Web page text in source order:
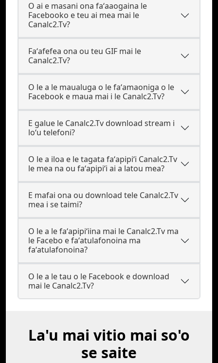
O ai e masani ona faʻaaogaina le
Facebooko e teu ai mea mai le
Canalc2.Tv?
Faʻafefea ona ou teu GIF mai le
Canalc2.Tv?
O le a le maualuga o le faʻamaoniga o le
Facebook e maua mai i le Canalc2.Tv?
E galue le Canalc2.Tv download stream i
loʻu telefoni?
O le a iloa e le tagata faʻapipiʻi Canalc2.Tv
le mea na ou faʻapipiʻi ai a latou mea?
E mafai ona ou download tele Canalc2.Tv
mea i se taimi?
O le a le faʻapipiʻiina mai le Canalc2.Tv ma
le Facebo e faʻatulafonoina ma
faʻatulafonoina?
O le a le tau o le Facebook e download
mai le Canalc2.Tv?
La'u mai vitio mai so'o
se saite